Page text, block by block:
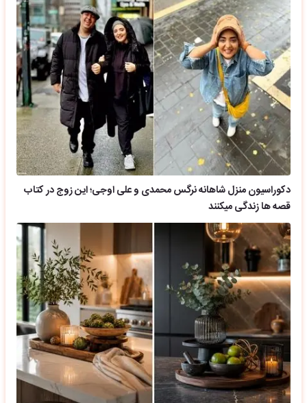
دکوراسیون منزل شاهانه نرگس محمدی و علی اوجی؛ این زوج در کتاب
قصه ها زندگی میکنند